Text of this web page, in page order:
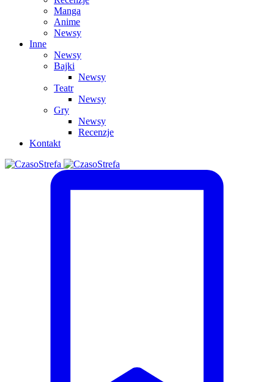
Manga
Anime
Newsy
Inne
Newsy
Bajki
Newsy
Teatr
Newsy
Gry
Newsy
Recenzje
Kontakt